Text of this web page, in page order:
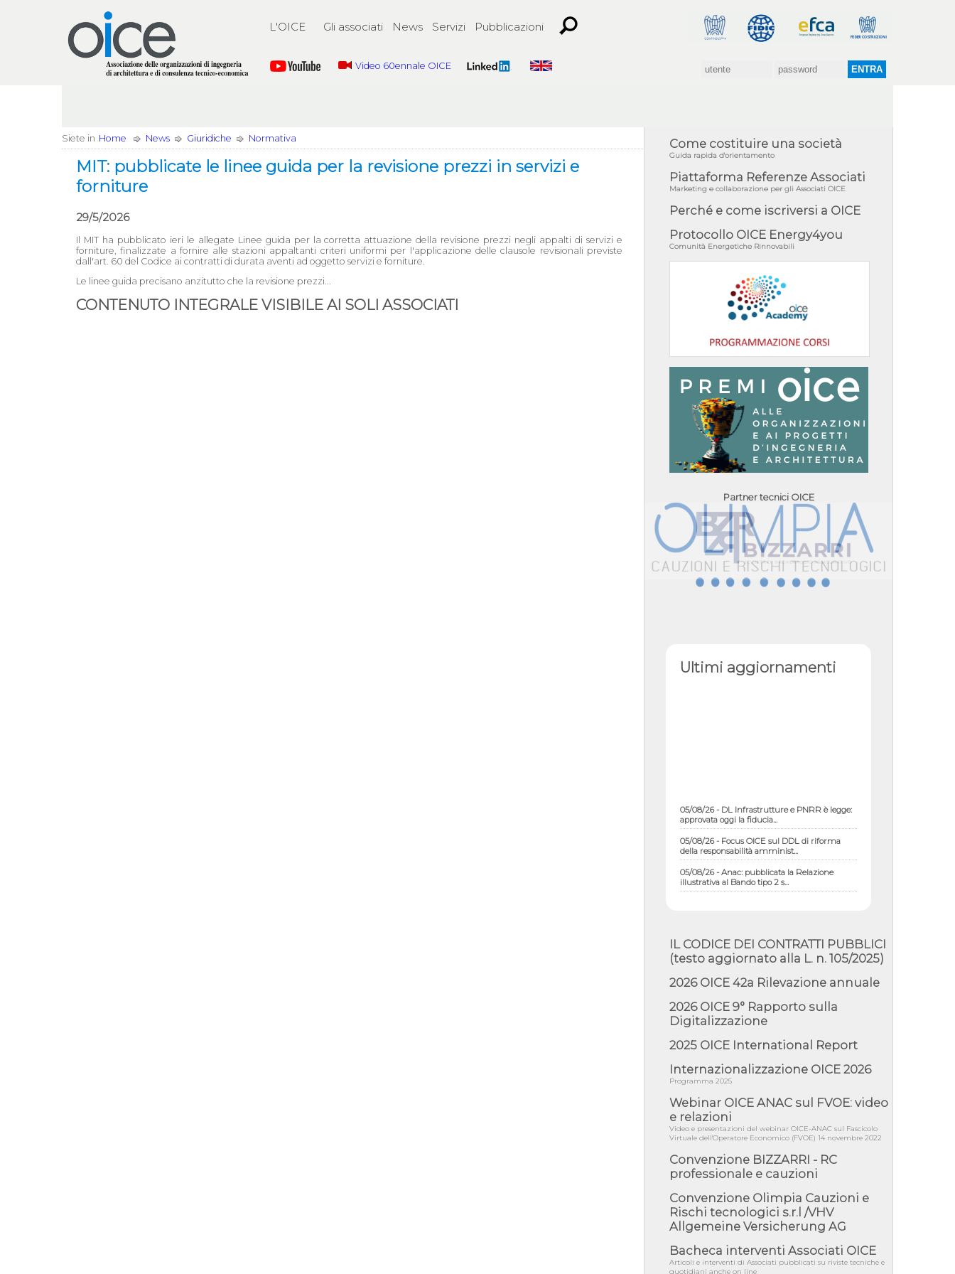
L'OICE Gli associati News Servizi Pubblicazioni
Video 60ennale OICE
Siete in Home News Giuridiche Normativa
MIT: pubblicate le linee guida per la revisione prezzi in servizi e
forniture
29/5/2026
Il MIT ha pubblicato ieri le allegate Linee guida per la corretta attuazione della revisione prezzi negli appalti di servizi e
forniture, finalizzate a fornire alle stazioni appaltanti criteri uniformi per l'applicazione delle clausole revisionali previste
dall'art. 60 del Codice ai contratti di durata aventi ad oggetto servizi e forniture.
Le linee guida precisano anzitutto che la revisione prezzi...
CONTENUTO INTEGRALE VISIBILE AI SOLI ASSOCIATI
Come costituire una società
Guida rapida d'orientamento
Piattaforma Referenze Associati
Marketing e collaborazione per gli Associati OICE
Perché e come iscriversi a OICE
Protocollo OICE Energy4you
Comunità Energetiche Rinnovabili
Partner tecnici OICE
Ultimi aggiornamenti
approvata oggi la fiducia...
05/08/26 - Focus OICE sul DDL di riforma
della responsabilità amminist...
05/08/26 - Anac: pubblicata la Relazione
illustrativa al Bando tipo 2 s...
05/08/26 - SAVE THE DATE: Assemblea
05/08/26 - Lettera OICE per il bando della
Giunta Regionale della Campa...
04/08/26 - DL PA: previste cancellazioni da
elenchi professionisti per ...
04/08/26 - International Sustainable
Buildings Competition - COP31, An...
04/08/26 - CdS, project financing: progetto di
fattibilità da impugnar...
04/08/26 - Rapporto Anac corruzione 2020-
04/08/26 - CdS: partecipazione alla gara non
equivale ad acquiescenza r...
04/08/26 - DL Infrastrutture approvato alla
Camera, passa ora al Senato
03/08/26 - TAR Piemonte: RUP può avvalersi
03/08/26 - Gruppo FS: nel primo semestre
2026 3 mld di aggiudicazioni e...
Imprese e Territori del Centro ...
03/08/26 - TAR Sicilia: raggruppate devono
IL CODICE DEI CONTRATTI PUBBLICI
(testo aggiornato alla L. n. 105/2025)
2026 OICE 42a Rilevazione annuale
2026 OICE 9° Rapporto sulla
Digitalizzazione
2025 OICE International Report
Internazionalizzazione OICE 2026
Programma 2025
Webinar OICE ANAC sul FVOE: video
e relazioni
Video e presentazioni del webinar OICE-ANAC sul Fascicolo
Virtuale dell'Operatore Economico (FVOE) 14 novembre 2022
Convenzione BIZZARRI - RC
professionale e cauzioni
Convenzione Olimpia Cauzioni e
Rischi tecnologici s.r.l /VHV
Allgemeine Versicherung AG
Bacheca interventi Associati OICE
Articoli e interventi di Associati pubblicati su riviste tecniche e
quotidiani anche on line